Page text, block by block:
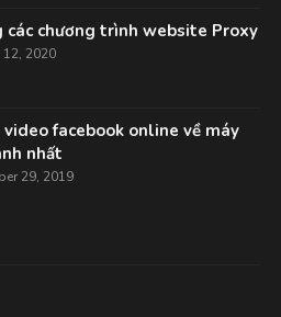
các chương trình website Proxy
12, 2020
video facebook online về máy
nhất
29, 2019